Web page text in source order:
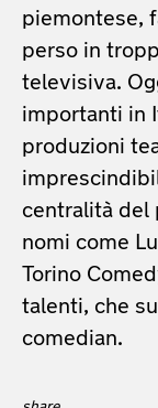
piemontese,
perso in
televisiva.
importanti in
produzioni
centralità del
nomi come
Torino
talenti, che
comedian.